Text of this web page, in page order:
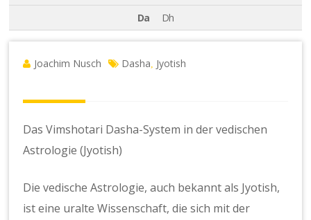
Da
Dh
Joachim Nusch Dasha Jyotish
Das Vimshotari Dasha-System in der vedischen
Astrologie (Jyotish)
Die vedische Astrologie, auch bekannt als Jyotish,
ist eine uralte Wissenschaft, die sich mit der